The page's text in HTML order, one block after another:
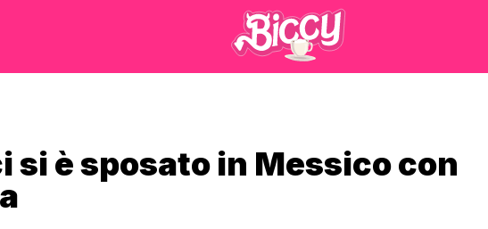
si è sposato in Messico con